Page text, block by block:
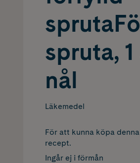
spruta, 1
nål
Läkemedel
För att kunna köpa
recept.
Ingår ej i förmån